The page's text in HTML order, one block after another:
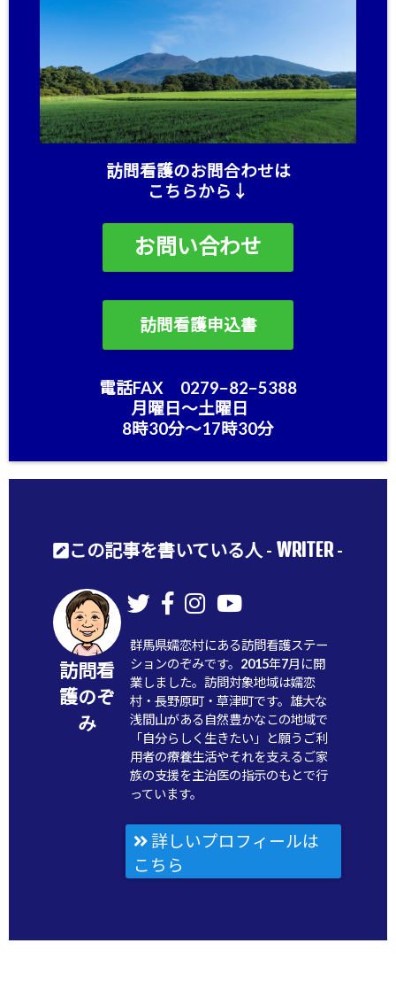
訪問看護のお問合わせは
こちらから↓
お問い合わせ
訪問看護申込書
電話FAX 0279−82−5388
月曜日〜土曜日
8時30分〜17時30分
この記事を書いている人 - WRITER-
訪問看
護のぞ
み
群馬県嬬恋村にある訪問看護ステー
ションのぞみです。2015年7月に開
業しました。訪問対象地域は嬬恋
村・長野原町・草津町です。雄大な
浅間山がある自然豊かなこの地域で
「自分らしく生きたい」と願うご利
用者の療養生活やそれを支えるご家
族の支援を主治医の指示のもとで行
っています。
詳しいプロフィールは
こちら